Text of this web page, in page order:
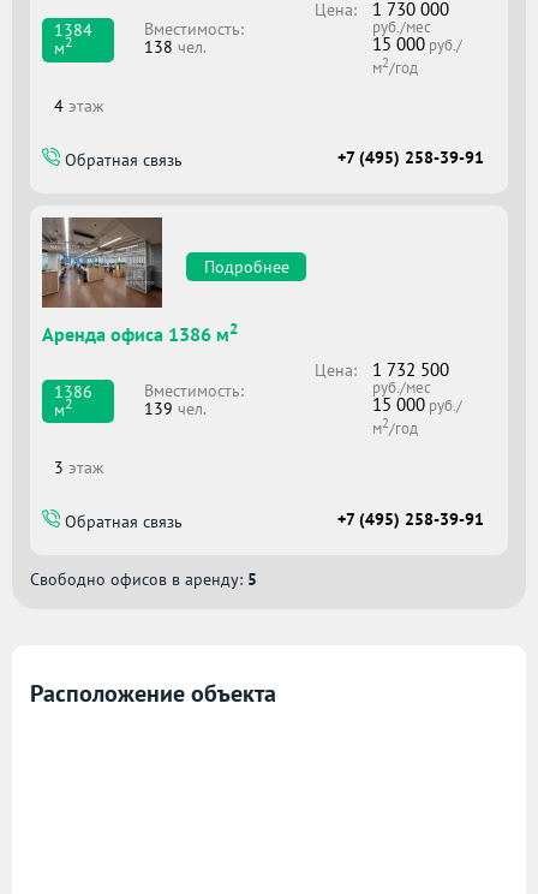
1384
м2
Вместимоcть:
138 чел.
Цена: 1 730 000
руб./мес
15 000руб./
м2/год
4 этаж
Обратная связь +7 (495) 258-39-91
Подробнее
Аренда офиса 1386 м2
1386
м2
Вместимоcть:
139 чел.
Цена: 1 732 500
руб./мес
15 000руб./
м2/год
3 этаж
Обратная связь +7 (495) 258-39-91
Свободно офисов в аренду: 5
Расположение объекта